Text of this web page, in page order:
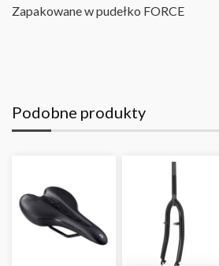
Zapakowane w pudełko FORCE
Podobne produkty